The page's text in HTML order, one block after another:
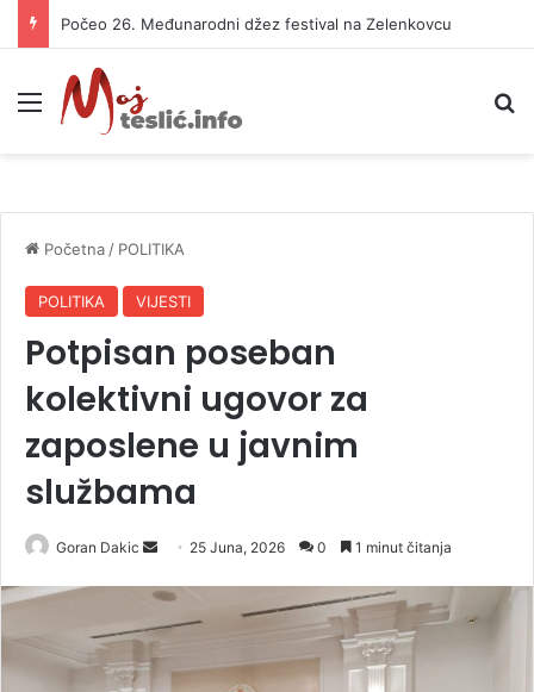
Počeo 26. Međunarodni džez festival na Zelenkovcu
Meni
Početna / POLITIKA
POLITIKA VIJESTI
Potpisan poseban
kolektivni ugovor za
zaposlene u javnim
službama
Goran Dakic
n
d
a
25 Juna, 2026 0 1 minut čitanja